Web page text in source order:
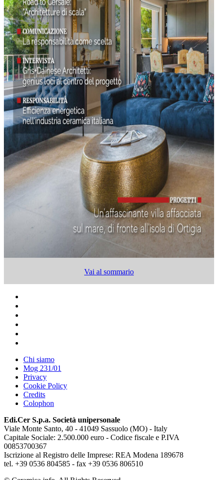
Vai al sommario
Chi siamo
Mog 231/01
Privacy
Cookie Policy
Credits
Colophon
Edi.Cer S.p.a. Società unipersonale
Viale Monte Santo, 40 - 41049 Sassuolo (MO) - Italy
Capitale Sociale: 2.500.000 euro - Codice fiscale e P.IVA
00853700367
Iscrizione al Registro delle Imprese: REA Modena 189678
tel. +39 0536 804585 - fax +39 0536 806510